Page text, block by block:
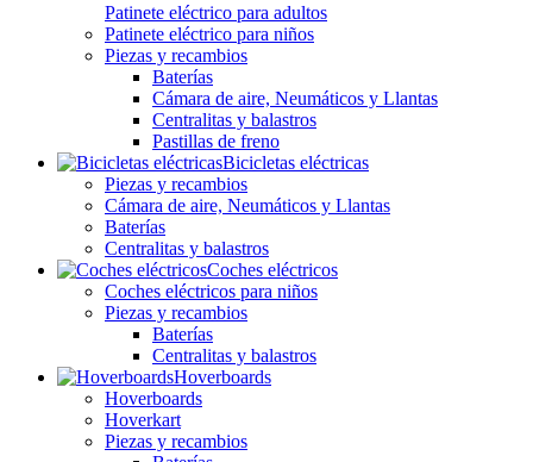
Patinete eléctrico para adultos
Patinete eléctrico para niños
Piezas y recambios
Baterías
Cámara de aire, Neumáticos y Llantas
Centralitas y balastros
Pastillas de freno
Bicicletas eléctricas
Piezas y recambios
Cámara de aire, Neumáticos y Llantas
Baterías
Centralitas y balastros
Coches eléctricos
Coches eléctricos para niños
Piezas y recambios
Baterías
Centralitas y balastros
Hoverboards
Hoverboards
Hoverkart
Piezas y recambios